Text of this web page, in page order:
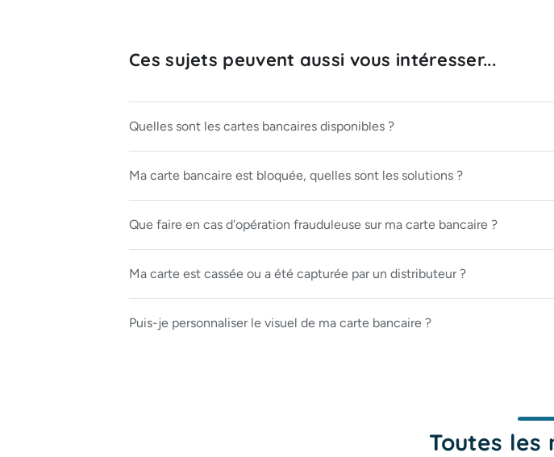
Ces sujets peuvent aussi vous intéresser...
Quelles sont les cartes bancaires disponibles ?
Ma carte bancaire est bloquée, quelles sont les solutions ?
Que faire en cas d'opération frauduleuse sur ma carte bancaire ?
Ma carte est cassée ou a été capturée par un distributeur ?
Puis-je personnaliser le visuel de ma carte bancaire ?
Toutes les